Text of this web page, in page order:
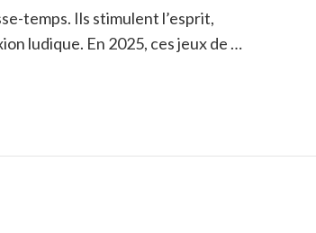
temps. Ils stimulent l’esprit,
ludique. En 2025, ces jeux de …